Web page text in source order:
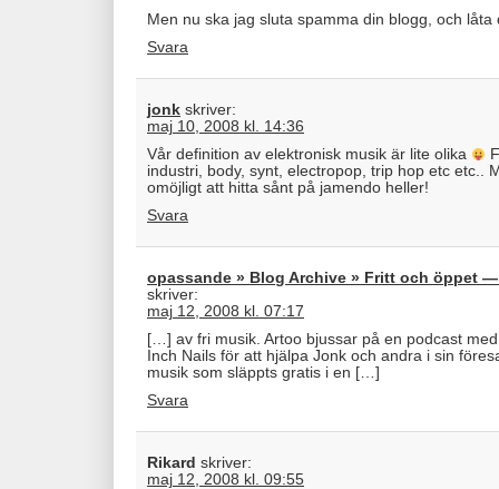
Men nu ska jag sluta spamma din blogg, och
Svara
jonk skriver:
maj 10, 2008 kl. 14:36
Vår definition av elektronisk musik är lite olika
industri, body, synt, electropop, trip hop etc etc..
omöjligt att hitta sånt på jamendo heller!
Svara
opassande » Blog Archive » Fritt och öppet
skriver:
maj 12, 2008 kl. 07:17
[…] av fri musik. Artoo bjussar på en podcast
Inch Nails för att hjälpa Jonk och andra i sin
musik som släppts gratis i en […]
Svara
Rikard skriver:
maj 12, 2008 kl. 09:55